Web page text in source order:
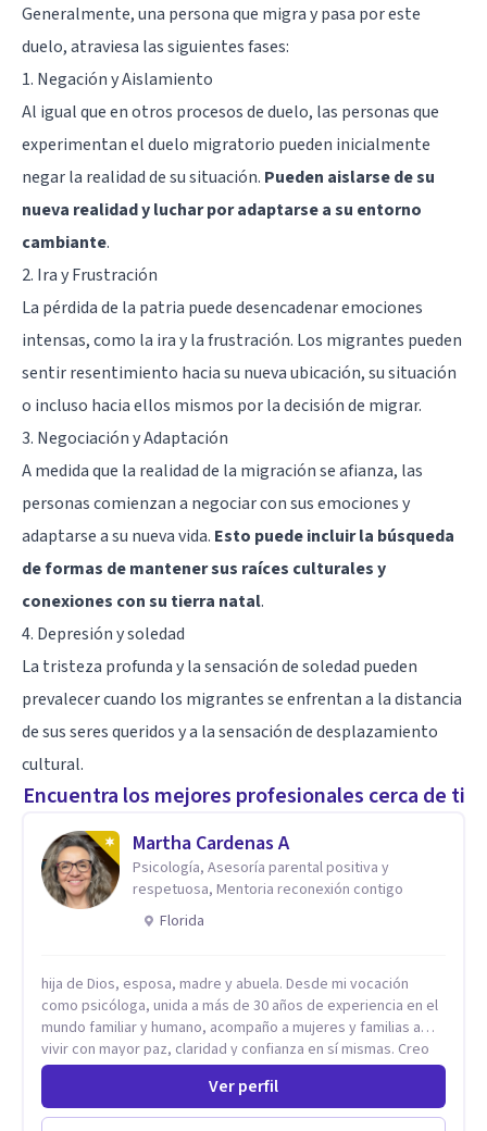
Generalmente, una persona que migra y pasa por este
duelo, atraviesa las siguientes fases:
1. Negación y Aislamiento
Al igual que en otros procesos de duelo, las personas que
experimentan el duelo migratorio pueden inicialmente
negar la realidad de su situación. Pueden aislarse de su
nueva realidad y luchar por adaptarse a su entorno
cambiante.
2. Ira y Frustración
La pérdida de la patria puede desencadenar emociones
intensas, como la ira y la frustración. Los migrantes pueden
sentir resentimiento hacia su nueva ubicación, su situación
o incluso hacia ellos mismos por la decisión de migrar.
3. Negociación y Adaptación
A medida que la realidad de la migración se afianza, las
personas comienzan a negociar con sus emociones y
adaptarse a su nueva vida. Esto puede incluir la búsqueda
de formas de mantener sus raíces culturales y
conexiones con su tierra natal.
4. Depresión y soledad
La tristeza profunda y la sensación de soledad pueden
prevalecer cuando los migrantes se enfrentan a la distancia
de sus seres queridos y a la sensación de desplazamiento
cultural.
Encuentra los mejores profesionales cerca de ti
Martha Cardenas A
Psicología, Asesoría parental positiva y
respetuosa, Mentoria reconexión contigo
Florida
hija de Dios, esposa, madre y abuela. Desde mi vocación
como psicóloga, unida a más de 30 años de experiencia en el
mundo familiar y humano, acompaño a mujeres y familias a
vivir con mayor paz, claridad y confianza en sí mismas. Creo
profundamente que la vida está hecha de etapas, y que cada
ciclo —personal, emocional, espiritual y familiar— trae
oportunidades de crecimiento. Por eso utilizo una
Ver perfil